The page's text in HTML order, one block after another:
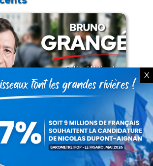
de légitimité de l’usage des
forces de l’ordre
X